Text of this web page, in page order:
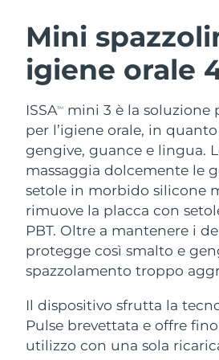
Mini
igiene orale
ISSATM
mini 3 è la soluzione
per l’igiene orale, in
gengive, guance e lingua.
massaggia dolcemente le
setole in morbido silicone
rimuove la placca con
PBT. Oltre a mantenere i
protegge così smalto e
spazzolamento troppo
Il dispositivo sfrutta la
Pulse brevettata e offre
utilizzo con una sola
LUNA™ 4
Anti-aging massage
LUNA™ 4 Plus
Massage, LED
For men, anti-aging
BEAR™ 2
Microcurrent toning
BEAR™ 2 go
Microcurrent toning
Microcurrent line
Idratazione
UFO™ 3
Deep facial hydration
UFO™ 3 LED
Near-infrared and
device
issa™ 4
Hybrid silicone
issa™ 4 plus
Smart hybrid
TRATTAMENTI ANTI-
Anti-age
Austria
Bahrein
Belgio
Bermuda
Bosnia ed
Erzegovina
Brunei
Bulgaria
Canada
Cile